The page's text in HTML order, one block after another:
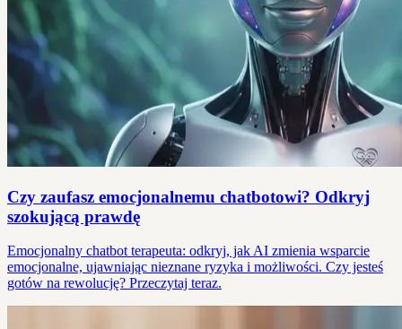
Czy zaufasz emocjonalnemu chatbotowi? Odkryj
szokującą prawdę
Emocjonalny chatbot terapeuta: odkryj, jak AI zmienia wsparcie
emocjonalne, ujawniając nieznane ryzyka i możliwości. Czy jesteś
gotów na rewolucję? Przeczytaj teraz.